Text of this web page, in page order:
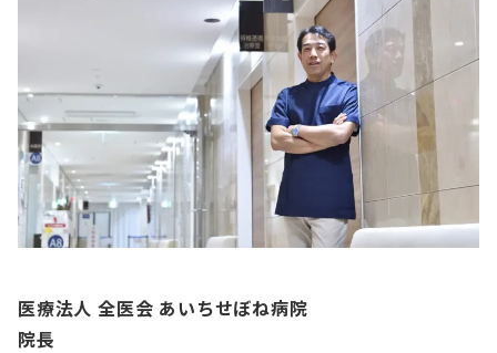
医療法人 全医会 あいちせぼね病院
院長